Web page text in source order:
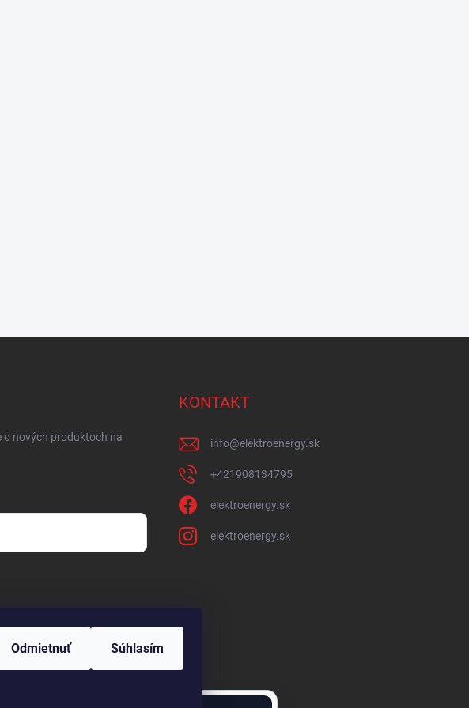
Odmietnuť Súhlasím
o nových produktoch na
KONTAKT
info@elektroenergy.sk
+421908134795
elektroenergy.sk
elektroenergy.sk
Obchodné podmienky